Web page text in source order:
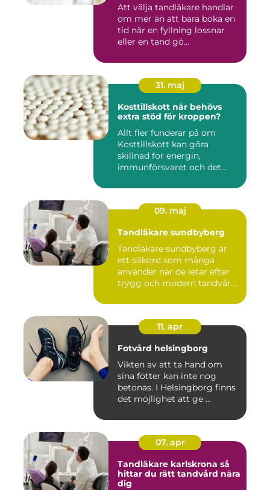
Att välja tandläkare handlar
om mer än att bara boka en
tid när en fyllning lossnar
eller en tand gö...
31. maj
Kosttillskott när behövs
extra stöd för kroppen?
Allt fler funderar på om
Kosttillskott kan göra
skillnad för energin,
immunförsvaret och det
09. maj
Tandläkare sundbyberg
Tandläkare sundbyberg är
ett sökord som många
använder när de letar efter
trygg och modern tandvård
11. apr
Fotvård helsingborg
Vikten av att ta hand om
sina fötter kan inte nog
betonas. I Helsingborg finns
det möjlighet att ge ...
07. apr
Tandläkare karlskrona så
hittar du rätt tandvård nära
dig